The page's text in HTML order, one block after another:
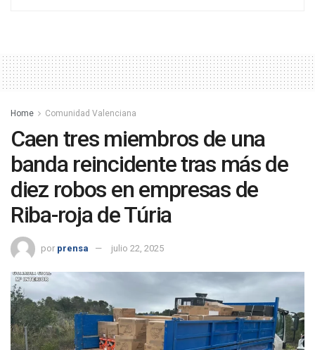
Home Comunidad Valenciana
Caen tres miembros de una
banda reincidente tras más de
diez robos en empresas de
Riba-roja de Túria
por prensa julio 22, 2025